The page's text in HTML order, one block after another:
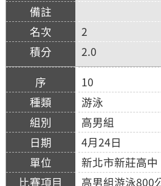
2
2.0
10
游泳
高男組
4月24日
新北市新莊高中
高男組游泳800